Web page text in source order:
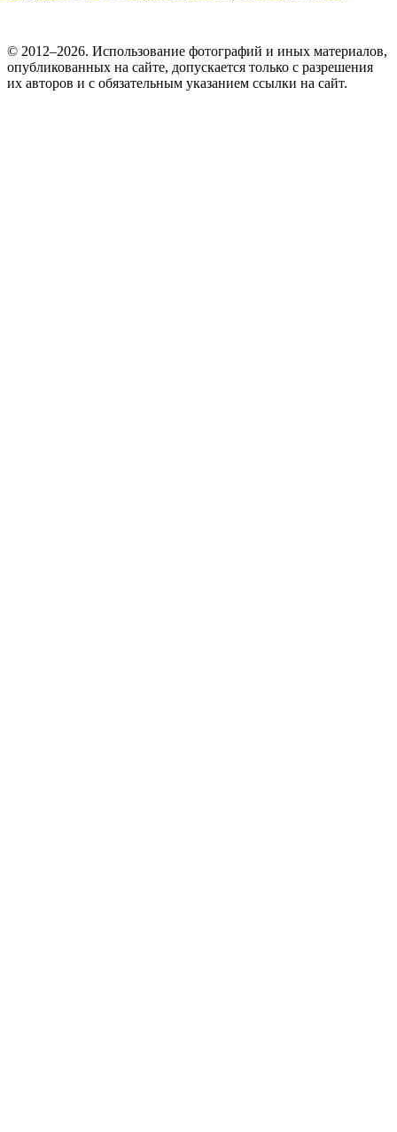
© 2012–2026. Использование фотографий и иных материалов,
опубликованных на сайте, допускается только с разрешения
их авторов и c обязательным указанием ссылки на сайт.